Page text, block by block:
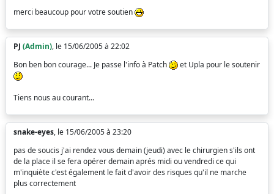
merci beaucoup pour votre soutien
PJ (Admin), le 15/06/2005 à 22:02
Bon ben bon courage... Je passe l'info à Patch
et Upla pour le soutenir
Tiens nous au courant...
snake-eyes, le 15/06/2005 à 23:20
pas de soucis j'ai rendez vous demain (jeudi) avec le chirurgien s'ils ont
de la place il se fera opérer demain aprés midi ou vendredi ce qui
m'inquiète c'est également le fait d'avoir des risques qu'il ne marche
plus correctement